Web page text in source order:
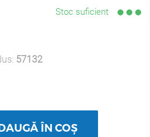
Stoc suficient
57132
ÎN COȘ